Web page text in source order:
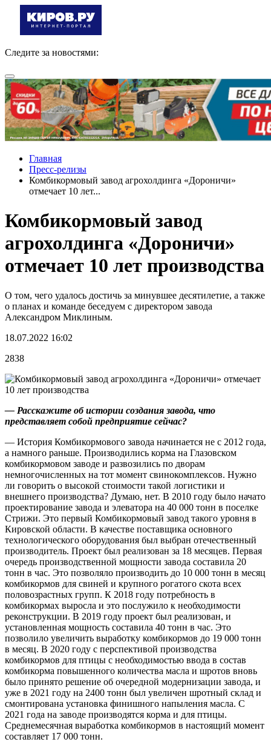
Следите за новостями:
Главная
Пресс-релизы
Комбикормовый завод агрохолдинга «Дороничи»
отмечает 10 лет...
Комбикормовый завод
агрохолдинга «Дороничи»
отмечает 10 лет производства
О том, чего удалось достичь за минувшее десятилетие, а также
о планах и команде беседуем с директором завода
Александром Миклиным.
18.07.2022 16:02
2838
— Расскажите об истории создания завода, что
представляет собой предприятие сейчас?
— История Комбикормового завода начинается не с 2012 года,
а намного раньше. Производились корма на Глазовском
комбикормовом заводе и развозились по дворам
немногочисленных на тот момент свинокомплексов. Нужно
ли говорить о высокой стоимости такой логистики и
внешнего производства? Думаю, нет. В 2010 году было начато
проектирование завода и элеватора на 40 000 тонн в поселке
Стрижи. Это первый Комбикормовый завод такого уровня в
Кировской области. В качестве поставщика основного
технологического оборудования был выбран отечественный
производитель. Проект был реализован за 18 месяцев. Первая
очередь производственной мощности завода составила 20
тонн в час. Это позволяло производить до 10 000 тонн в месяц
комбикормов для свиней и крупного рогатого скота всех
половозрастных групп. К 2018 году потребность в
комбикормах выросла и это послужило к необходимости
реконструкции. В 2019 году проект был реализован, и
установленная мощность составила 40 тонн в час. Это
позволило увеличить выработку комбикормов до 19 000 тонн
в месяц. В 2020 году с перспективой производства
комбикормов для птицы с необходимостью ввода в состав
комбикорма повышенного количества масла и шротов вновь
было принято решение об очередной модернизации завода, и
уже в 2021 году на 2400 тонн был увеличен шротный склад и
смонтирована установка финишного напыления масла. С
2021 года на заводе производятся корма и для птицы.
Среднемесячная выработка комбикормов в настоящий момент
составляет 17 000 тонн.